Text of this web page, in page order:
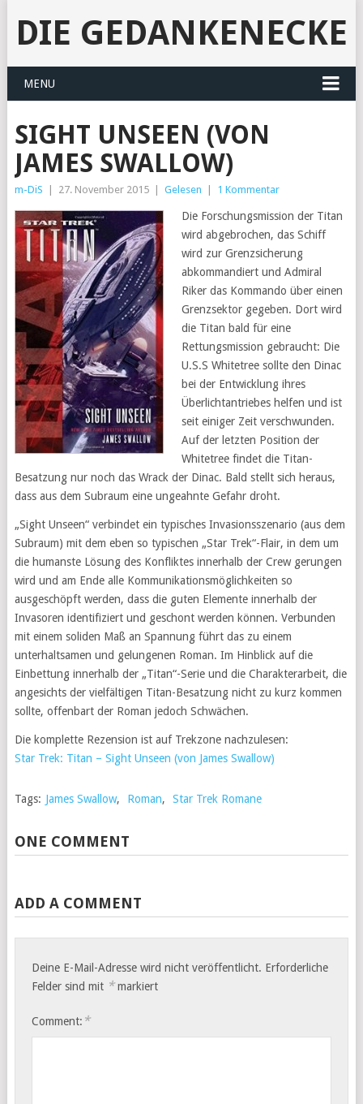
DIE GEDANKENECKE
MENU
SIGHT UNSEEN (VON
JAMES SWALLOW)
m-DiS 27. November 2015 Gelesen 1 Kommentar
Die Forschungsmission der Titan
wird abgebrochen, das Schiff
wird zur Grenzsicherung
abkommandiert und Admiral
Riker das Kommando über einen
Grenzsektor gegeben. Dort wird
die Titan bald für eine
Rettungsmission gebraucht: Die
U.S.S Whitetree sollte den Dinac
bei der Entwicklung ihres
Überlichtantriebes helfen und ist
seit einiger Zeit verschwunden.
Auf der letzten Position der
Whitetree findet die Titan-
Besatzung nur noch das Wrack der Dinac. Bald stellt sich heraus,
dass aus dem Subraum eine ungeahnte Gefahr droht.
„Sight Unseen“ verbindet ein typisches Invasionsszenario (aus dem
Subraum) mit dem eben so typischen „Star Trek“-Flair, in dem um
die humanste Lösung des Konfliktes innerhalb der Crew gerungen
wird und am Ende alle Kommunikationsmöglichkeiten so
ausgeschöpft werden, dass die guten Elemente innerhalb der
Invasoren identifiziert und geschont werden können. Verbunden
mit einem soliden Maß an Spannung führt das zu einem
unterhaltsamen und gelungenen Roman. Im Hinblick auf die
Einbettung innerhalb der „Titan“-Serie und die Charakterarbeit, die
angesichts der vielfältigen Titan-Besatzung nicht zu kurz kommen
sollte, offenbart der Roman jedoch Schwächen.
Die komplette Rezension ist auf Trekzone nachzulesen:
Star Trek: Titan – Sight Unseen (von James Swallow)
Tags: James Swallow, Roman, Star Trek Romane
ONE COMMENT
ADD A COMMENT
Deine E-Mail-Adresse wird nicht veröffentlicht. Erforderliche
Felder sind mit *markiert
Comment: *